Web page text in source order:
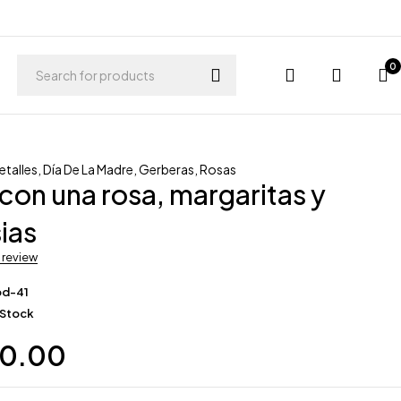
0
,Día De La Madre ,Gerberas ,Rosas
una rosa, margaritas y
review
41